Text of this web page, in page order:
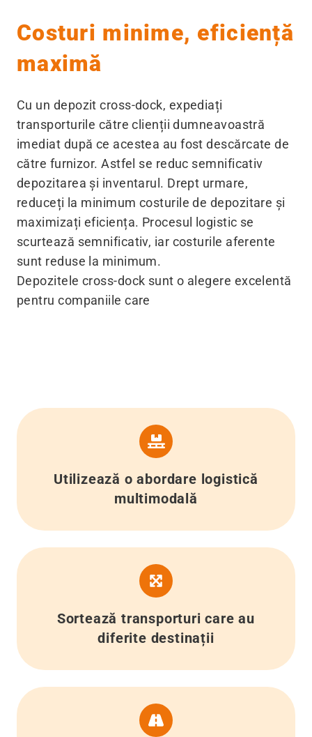
Costuri minime, eficiență
maximă
Cu un depozit cross-dock, expediați
transporturile către clienții dumneavoastră
imediat după ce acestea au fost descărcate de
către furnizor. Astfel se reduc semnificativ
depozitarea și inventarul. Drept urmare,
reduceți la minimum costurile de depozitare și
maximizați eficiența. Procesul logistic se
scurtează semnificativ, iar costurile aferente
sunt reduse la minimum.
Depozitele cross-dock sunt o alegere excelentă
pentru companiile care
Utilizează o abordare logistică
multimodală
Sortează transporturi care au
diferite destinații